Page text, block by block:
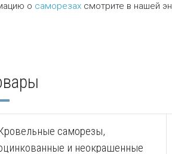
о саморезах смотрите в нашей
саморезы,
и неокрашенные